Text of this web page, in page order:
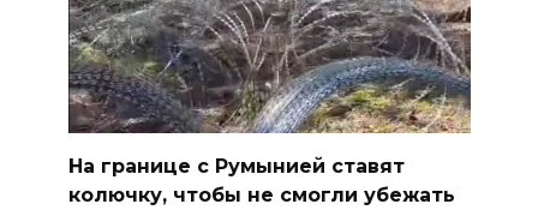
На границе с Румынией ставят
колючку, чтобы не смогли убежать